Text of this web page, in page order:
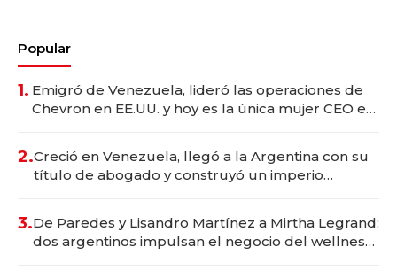
Popular
1. Emigró de Venezuela, lideró las operaciones de
Chevron en EE.UU. y hoy es la única mujer CEO en
2.Creció en Venezuela, llegó a la Argentina con su
título de abogado y construyó un imperio
3.De Paredes y Lisandro Martínez a Mirtha Legrand:
dos argentinos impulsan el negocio del wellness